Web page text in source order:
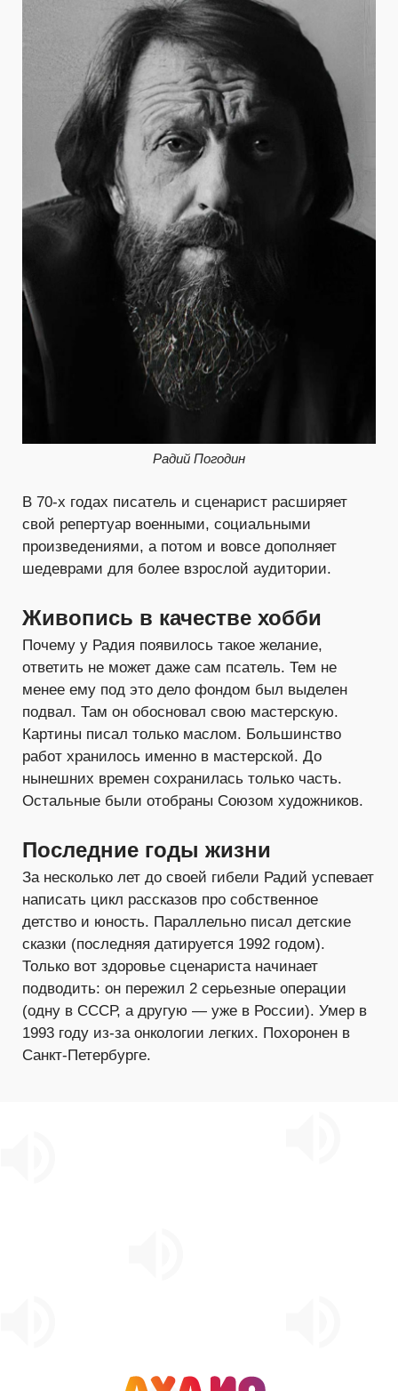
Радий Погодин
В 70-х годах писатель и сценарист расширяет
свой репертуар военными, социальными
произведениями, а потом и вовсе дополняет
шедеврами для более взрослой аудитории.
Живопись в качестве хобби
Почему у Радия появилось такое желание,
ответить не может даже сам псатель. Тем не
менее ему под это дело фондом был выделен
подвал. Там он обосновал свою мастерскую.
Картины писал только маслом. Большинство
работ хранилось именно в мастерской. До
нынешних времен сохранилась только часть.
Остальные были отобраны Союзом художников.
Последние годы жизни
За несколько лет до своей гибели Радий успевает
написать цикл рассказов про собственное
детство и юность. Параллельно писал детские
сказки (последняя датируется 1992 годом).
Только вот здоровье сценариста начинает
подводить: он пережил 2 серьезные операции
(одну в СССР, а другую — уже в России). Умер в
1993 году из-за онкологии легких. Похоронен в
Санкт-Петербурге.